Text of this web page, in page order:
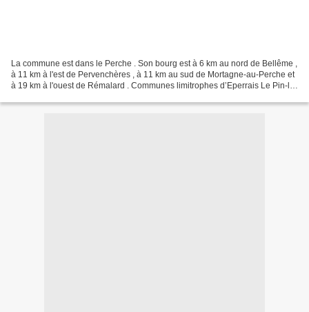
La commune est dans le Perche . Son bourg est à 6 km au nord de Bellême ,
à 11 km à l'est de Pervenchères , à 11 km au sud de Mortagne-au-Perche et
à 19 km à l'ouest de Rémalard . Communes limitrophes d’Eperrais Le Pin-la-